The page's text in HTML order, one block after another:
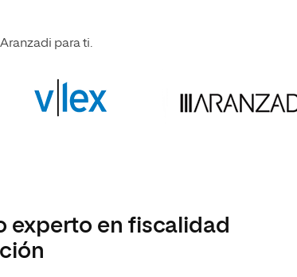
para ti.
experto en fiscalidad